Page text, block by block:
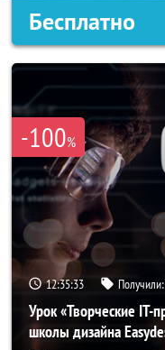
Бесплатно
-100%
12:35:31 Получили:
Урок «Творческие IT-
школы дизайна